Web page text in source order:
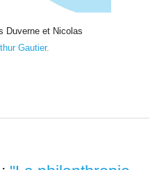
Duverne et Nicolas
Gautier.